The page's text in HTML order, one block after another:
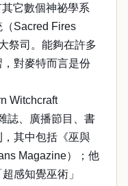
其它數個神祕學系
Sacred Fires
祭司。能夠在許多
對麥特而言是份
Witchcraft
誌、廣播節目、書
其中包括《巫與
Magazine）；他
感知覺巫術」